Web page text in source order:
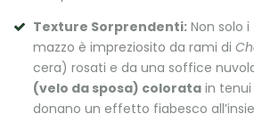
Texture Sorprendenti: Non solo
mazzo è impreziosito da rami di
cera) rosati e da una soffice
(velo da sposa) colorata in
donano un effetto fiabesco